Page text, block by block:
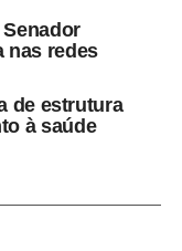
nas redes
de estrutura
à saúde